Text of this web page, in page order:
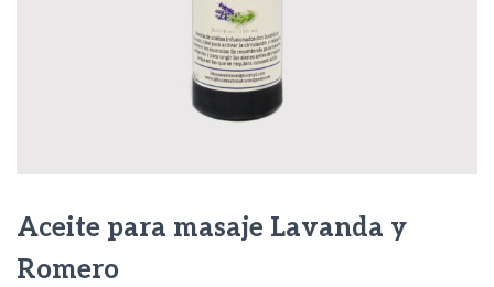
Aceite para masaje Lavanda y
Romero